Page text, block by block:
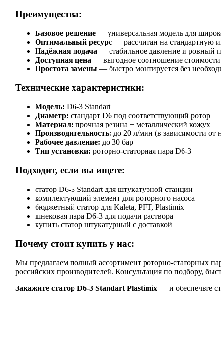
Преимущества:
Базовое решение — универсальная модель для
Оптимальный ресурс — рассчитан на стандартную
Надёжная подача — стабильное давление и ровный
Доступная цена — выгодное соотношение
Простота замены — быстро монтируется без
Технические характеристики:
Модель: D6-3 Standart
Диаметр: стандарт D6 под соответствующий ротор
Материал: прочная резина + металлический кожух
Производительность: до 20 л/мин (в зависимости от
Рабочее давление: до 30 бар
Тип установки: роторно-статорная пара D6-3
Подходит, если вы ищете:
статор D6-3 Standart для штукатурной станции
комплектующий элемент для роторного насоса
бюджетный статор для Kaleta, PFT, Plastimix
шнековая пара D6-3 для подачи раствора
купить статор штукатурный с доставкой
Почему стоит купить у нас:
Мы предлагаем полный ассортимент роторно-статорных
российских производителей. Консультация по подбору,
Закажите статор D6-3 Standart Plastimix — и обеспечьте